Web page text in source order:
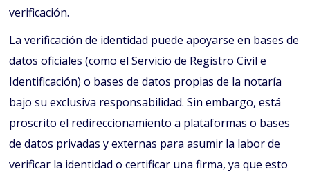
verificación.
La verificación de identidad puede apoyarse en bases de
datos oficiales (como el Servicio de Registro Civil e
Identificación) o bases de datos propias de la notaría
bajo su exclusiva responsabilidad. Sin embargo, está
proscrito el redireccionamiento a plataformas o bases
de datos privadas y externas para asumir la labor de
verificar la identidad o certificar una firma, ya que esto